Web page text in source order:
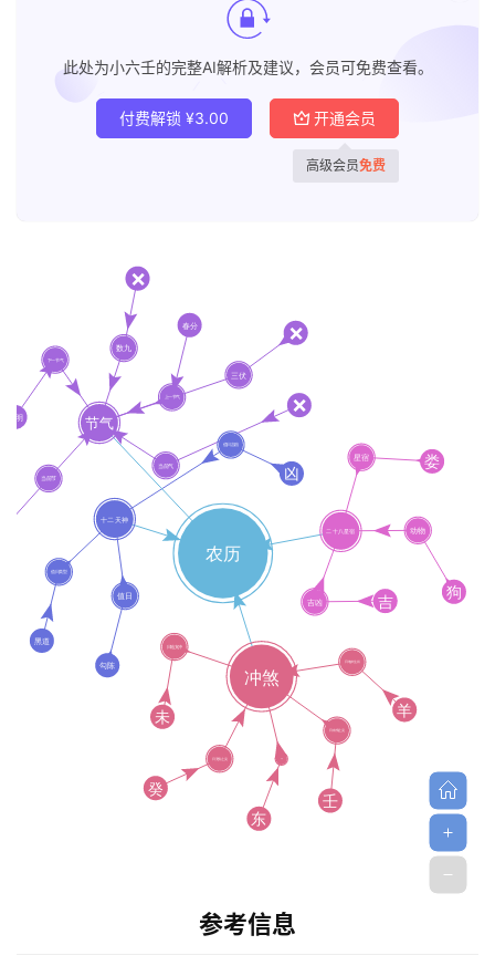
此处为小六壬的完整AI解析及建议，会员可免费查看。
付费解锁 ¥3.00 开通会员
高级会员免费
参考信息